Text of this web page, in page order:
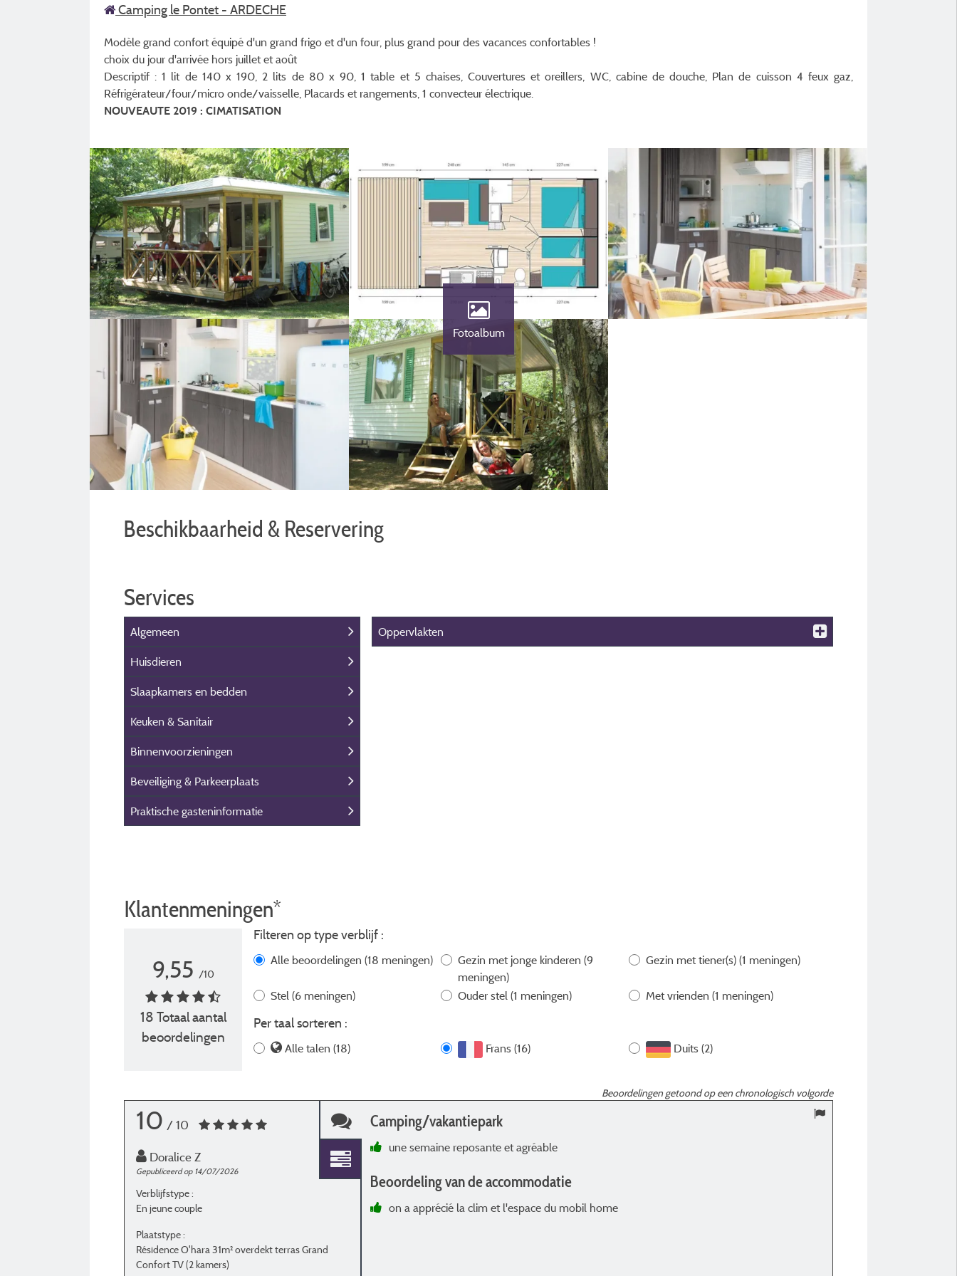
Camping le Pontet - ARDECHE
Modèle grand confort équipé d'un grand frigo et d'un four, plus grand pour des vacances confortables !
choix du jour d'arrivée hors juillet et août
Descriptif : 1 lit de 140 x 190, 2 lits de 80 x 90, 1 table et 5 chaises, Couvertures et oreillers, WC, cabine de douche, Plan de cuisson 4 feux gaz,
Réfrigérateur/four/micro onde/vaisselle, Placards et rangements, 1 convecteur électrique.
NOUVEAUTE 2019 : CIMATISATION
Fotoalbum
Beschikbaarheid & Reservering
Services
Algemeen
Huisdieren
Slaapkamers en bedden
Keuken & Sanitair
Binnenvoorzieningen
Beveiliging & Parkeerplaats
Praktische gasteninformatie
Oppervlakten
Klantenmeningen*
9,55 /10
18 Totaal aantal
beoordelingen
Filteren op type verblijf :
Alle beoordelingen (18 meningen) Gezin met jonge kinderen(9
meningen)
Gezin met tiener(s) (1 meningen)
Stel (6 meningen) Ouder stel(1 meningen) Met vrienden (1 meningen)
Per taal sorteren :
Alle talen (18) Frans (16) Duits (2)
Beoordelingen getoond op een chronologisch volgorde
10 / 10
Doralice Z
Gepubliceerd op 14/07/2026
Verblijfstype :
En jeune couple
Plaatstype :
Résidence O'hara 31m² overdekt terras Grand
Confort TV (2 kamers)
Camping/vakantiepark
une semaine reposante et agréable
Beoordeling van de accommodatie
on a apprécié la clim et l'espace du mobil home